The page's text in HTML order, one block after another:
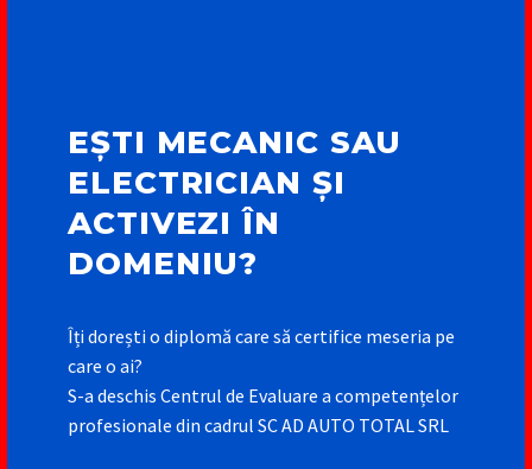
EȘTI MECANIC SAU
ELECTRICIAN ȘI
ACTIVEZI ÎN
DOMENIU?
Îți dorești o diplomă care să certifice meseria pe
care o ai?
S-a deschis Centrul de Evaluare a competențelor
profesionale din cadrul SC AD AUTO TOTAL SRL